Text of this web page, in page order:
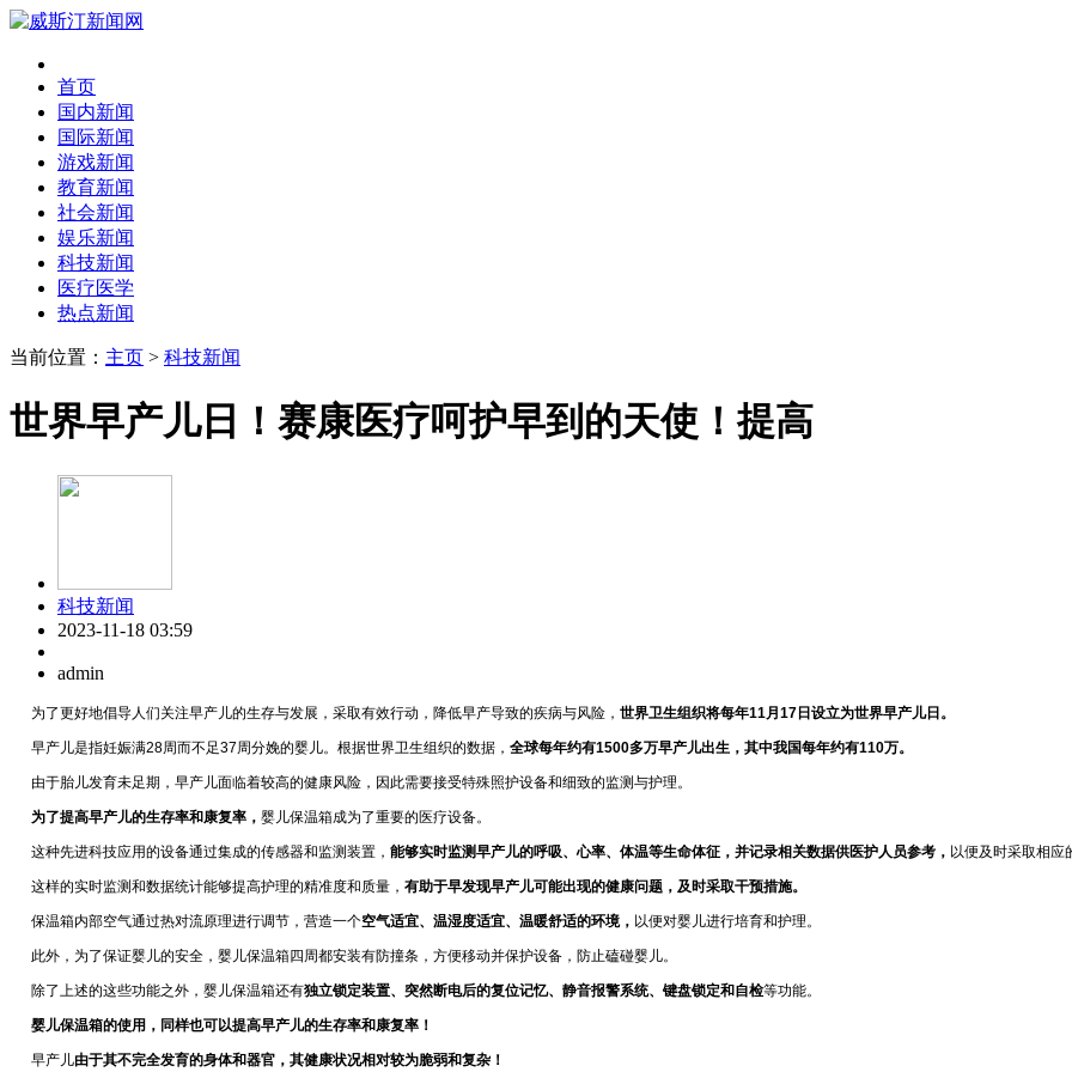
首页
国内新闻
国际新闻
游戏新闻
教育新闻
社会新闻
娱乐新闻
科技新闻
医疗医学
热点新闻
当前位置： 主页 > 科技新闻
世界早产儿日！赛康医疗呵护早到的天使！提高
科技新闻
2023-11-18 03:59
admin
为了更好地倡导人们关注早产儿的生存与发展，采取有效行动，降低早产导致的疾病与风险， 世界卫生组织将每年11月17日设立为世界早产儿日。
早产儿是指妊娠满28周而不足37周分娩的婴儿。根据世界卫生组织的数据， 全球每年约有1500多万早产儿出生，其中我国每年约有110万。
由于胎儿发育未足期，早产儿面临着较高的健康风险，因此需要接受特殊照护设备和细致的监测与护理。
为了提高早产儿的生存率和康复率， 婴儿保温箱成为了重要的医疗设备。
这种先进科技应用的设备通过集成的传感器和监测装置， 能够实时监测早产儿的呼吸、心率、体温等生命体征，并记录相关数据供医护人员参考， 以便及时采取相应
这样的实时监测和数据统计能够提高护理的精准度和质量， 有助于早发现早产儿可能出现的健康问题，及时采取干预措施。
保温箱内部空气通过热对流原理进行调节，营造一个空气适宜、温湿度适宜、温暖舒适的环境， 以便对婴儿进行培育和护理。
此外，为了保证婴儿的安全，婴儿保温箱四周都安装有防撞条，方便移动并保护设备，防止磕碰婴儿。
除了上述的这些功能之外，婴儿保温箱还有独立锁定装置、突然断电后的复位记忆、静音报警系统、键盘锁定和自检等功能。
婴儿保温箱的使用，同样也可以提高早产儿的生存率和康复率！
早产儿由于其不完全发育的身体和器官，其健康状况相对较为脆弱和复杂！